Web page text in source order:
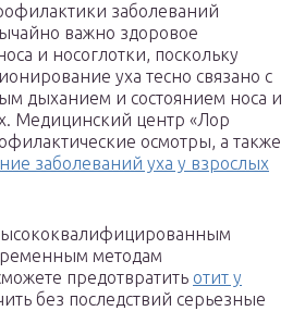
заболеваний
важно здоровое
и носоглотки, поскольку
уха тесно связано с
дыханием и состоянием носа и
Медицинский центр «Лор
осмотры, а также
заболеваний уха у взрослых
методам
предотвратить отит у
без последствий серьезные